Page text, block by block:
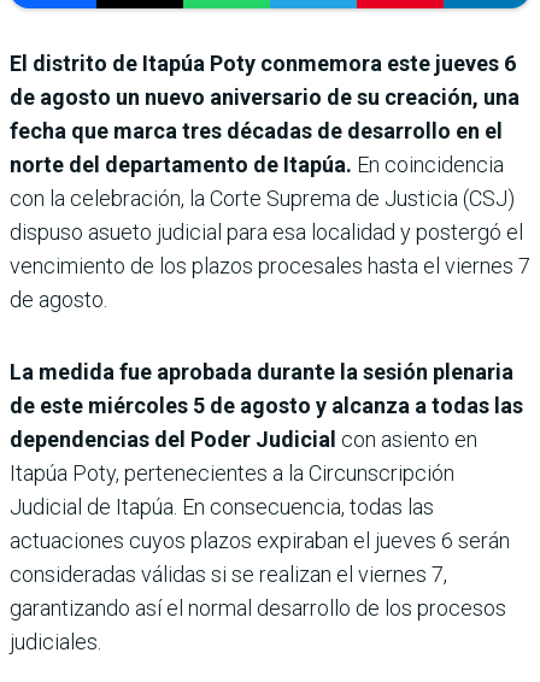
El distrito de Itapúa Poty conmemora este jueves 6
de agosto un nuevo aniversario de su creación, una
fecha que marca tres décadas de desarrollo en el
norte del departamento de Itapúa. En coincidencia
con la celebración, la Corte Suprema de Justicia (CSJ)
dispuso asueto judicial para esa localidad y postergó el
vencimiento de los plazos procesales hasta el viernes 7
de agosto.
La medida fue aprobada durante la sesión plenaria
de este miércoles 5 de agosto y alcanza a todas las
dependencias del Poder Judicial con asiento en
Itapúa Poty, pertenecientes a la Circunscripción
Judicial de Itapúa. En consecuencia, todas las
actuaciones cuyos plazos expiraban el jueves 6 serán
consideradas válidas si se realizan el viernes 7,
garantizando así el normal desarrollo de los procesos
judiciales.